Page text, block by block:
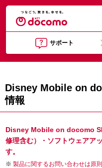
サポート
Disney Mobile on
情報
Disney Mobile on docomo
修理含む）・ソフトウェアア
す。
製品に関するお問い合わせは原